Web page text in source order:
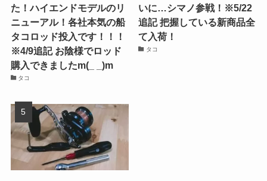
た！ハイエンドモデルのリ
ニューアル！各社本気の船
タコロッド投入です！！！
※4/9追記 お陰様でロッド
購入できましたm(_ _)m
タコ
いに…シマノ参戦！※5/22
追記 把握している新商品全
て入荷！
タコ